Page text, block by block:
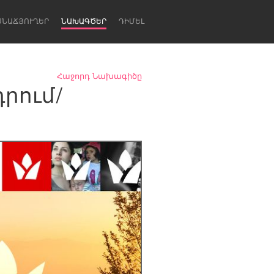
ՆԱԽԱԳԾԵՐ ԴԻՄԵԼ
Հաջորդ Նախագիծը